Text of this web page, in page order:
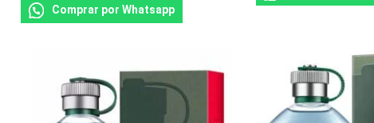
Comprar por Whatsapp